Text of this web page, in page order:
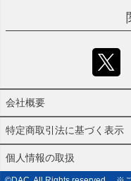
会社概要
特定商取引法に基づく表示
個人情報の取扱